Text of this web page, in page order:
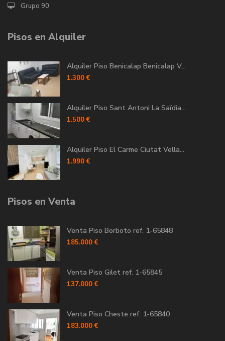
Grupo 90
Pisos en Alquiler
Alquiler Piso Benicalap Benicalap V...
1.300 €
Alquiler Piso Sant Antoni La Saïdia...
1.500 €
Alquiler Piso El Carme Ciutat Vella...
1.990 €
Pisos en Venta
Venta Piso Borboto ref. 1-65848
185.000 €
Venta Piso Gilet ref. 1-65845
137.000 €
Venta Piso Cheste ref. 1-65840
183.000 €